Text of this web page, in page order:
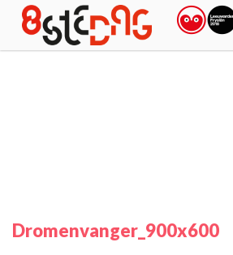
Dromenvanger_900x600